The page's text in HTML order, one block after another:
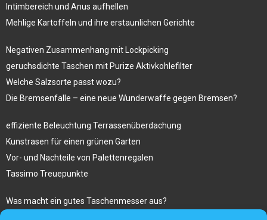
Intimbereich und Anus aufhellen
Mehlige Kartoffeln und ihre erstaunlichen Gerichte
Negativen Zusammenhang mit Lockpicking
geruchsdichte Taschen mit Purize Aktivkohlefilter
Welche Salzsorte passt wozu?
Die Bremsenfalle – eine neue Wunderwaffe gegen Bremsen?
effiziente Beleuchtung Terrassenüberdachung
Kunstrasen für einen grünen Garten
Vor- und Nachteile von Palettenregalen
Tassimo Treuepunkte
Was macht ein gutes Taschenmesser aus?